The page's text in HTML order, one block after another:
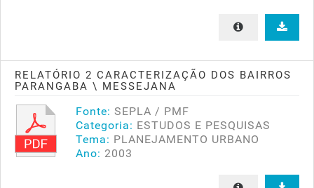
RELATÓRIO 2 CARACTERIZAÇÃO DOS BAIRROS
PARANGABA \ MESSEJANA
Fonte: SEPLA / PMF
Categoria: ESTUDOS E PESQUISAS
Tema: PLANEJAMENTO URBANO
Ano: 2003